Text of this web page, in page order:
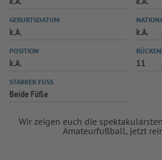
GEBURTSDATUM
k.A. k.A.
POSITION
k.A. 11
STARKER FUSS
Beide Füße
Wir zeigen euch die
Amateurfußball, jetzt